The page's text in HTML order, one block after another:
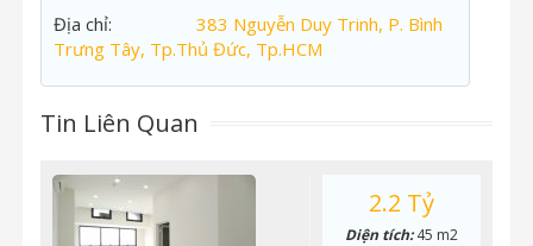
Địa chỉ:
383 Nguyễn Duy Trinh, P. Bình
Trưng Tây, Tp.Thủ Đức, Tp.HCM
Tin Liên Quan
2.2 Tỷ
Diện tích:45 m2